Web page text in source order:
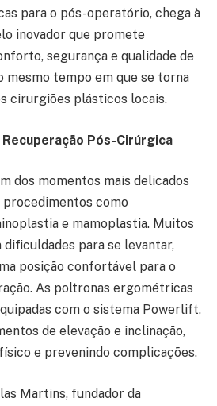
para o pós-operatório, chega à
inovador que promete
segurança e qualidade de
mesmo tempo em que se torna
cirurgiões plásticos locais.
Recuperação Pós-Cirúrgica
dos momentos mais delicados
procedimentos como
e mamoplastia. Muitos
para se levantar,
posição confortável para o
As poltronas ergométricas
com o sistema Powerlift,
de elevação e inclinação,
e prevenindo complicações.
Martins, fundador da